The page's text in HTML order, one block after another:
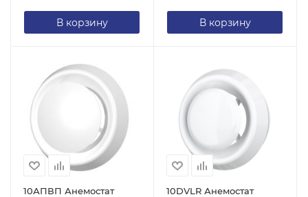
В корзину В корзину
10АПВП Анемостат
10DVLR Анемостат